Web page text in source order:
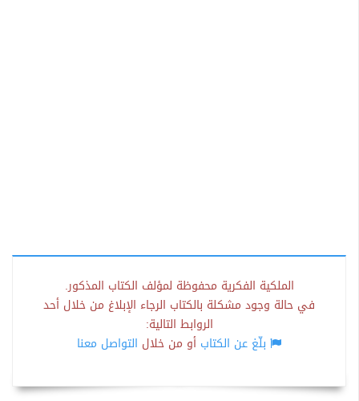
الملكية الفكرية محفوظة لمؤلف الكتاب المذكور.
في حالة وجود مشكلة بالكتاب الرجاء الإبلاغ من خلال أحد
الروابط التالية:
بلّغ عن الكتاب أو من خلال التواصل معنا